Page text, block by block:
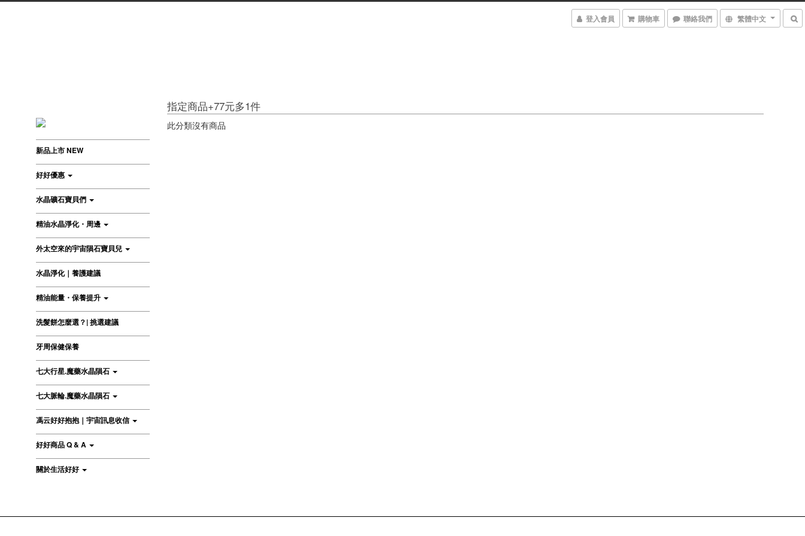
登入會員 購物車 聯絡我們 繁體中文
新品上市 NEW
好好優惠
水晶礦石寶貝們
精油水晶淨化・周邊
外太空來的宇宙隕石寶貝兒
水晶淨化｜養護建議
精油能量・保養提升
洗髮餅怎麼選？| 挑選建議
牙周保健保養
七大行星.魔藥水晶隕石
七大脈輪.魔藥水晶隕石
馮云好好抱抱｜宇宙訊息收信
好好商品 Q & A
關於生活好好
指定商品+77元多1件
此分類沒有商品